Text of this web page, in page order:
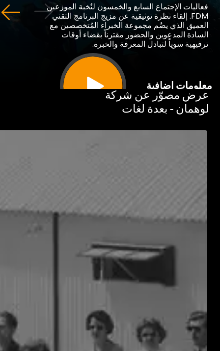
الإجتماع السابع والخمسون لنُخبة الموزعين
FDM. إلقاء نظرة توثيقية عن مزيج البرنامج التقني
الذي يضُم مجموعة الخبراء المُتخصصين مع
المدعوين والحضور مقترناً بقضاء أوقات
سوياً لتبادل المعرفة والخبرة.
إضافية
مصوّر عن شركة
- بعدة لغات